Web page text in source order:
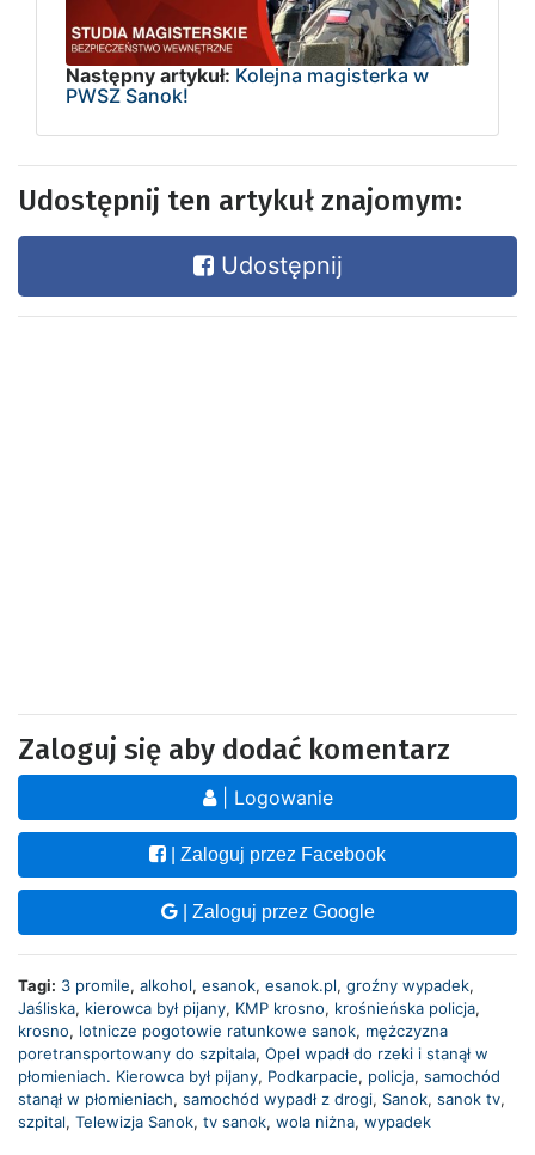
Następny artykuł: Kolejna magisterka w
PWSZ Sanok!
Udostępnij ten artykuł znajomym:
Udostępnij
Zaloguj się aby dodać komentarz
| Logowanie
| Zaloguj przez Facebook
| Zaloguj przez Google
Tagi: 3 promile, alkohol, esanok, esanok.pl, groźny wypadek,
Jaśliska, kierowca był pijany, KMP krosno, krośnieńska policja,
krosno, lotnicze pogotowie ratunkowe sanok, mężczyzna
poretransportowany do szpitala, Opel wpadł do rzeki i stanął w
płomieniach. Kierowca był pijany, Podkarpacie, policja, samochód
stanął w płomieniach, samochód wypadł z drogi, Sanok, sanok tv,
szpital, Telewizja Sanok, tv sanok, wola niżna, wypadek